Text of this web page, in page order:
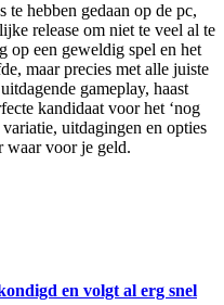
te hebben gedaan op de pc,
release om niet te veel al te
een geweldig spel en het
maar precies met alle juiste
gameplay, haast
kandidaat voor het ‘nog
uitdagingen en opties
waar voor je geld.
en volgt al erg snel